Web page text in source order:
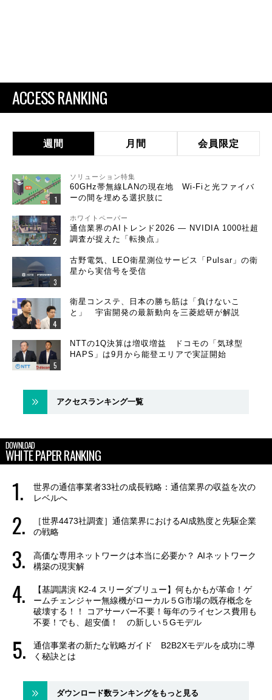
ACCESS RANKING
週間 月間 会員限定
ソリューション特集
60GHz帯無線LANの現在地 Wi-Fiと光ファイバ
ーの間を埋める選択肢に
ホワイトペーパー
通信業界のAIトレンド2026 ― NVIDIA 1000社超
調査が捉えた「転換点」
古野電気、LEO衛星測位サービス「Pulsar」の衛
星から実信号を受信
衛星コンステ、日本の勝ち筋は「負けないこ
と」 宇宙開発の最新動向を三菱総研が解説
NTTの1Q決算は増収増益 ドコモの「気球型
HAPS」は9月から能登エリアで実証開始
アクセスランキング一覧
DOWNLOAD
WHITE PAPER RANKING
世界の通信事業者33社の成長戦略：通信業界の収益を次の
レベルへ
［世界4473社調査］通信業界におけるAI成熟度と先駆企業
の戦略
高価な専用ネットワークは本当に必要か？ AIネットワーク
構築の現実解
【基調講演 K2-4 スリーダブリュー】何もかもが革命！ゲ
ームチェンジャー無線機がローカル５G市場の既存概念を
破壊する！！ コアサーバー不要！毎年のライセンス費用も
不要！でも、超安価！ の新しい５Gモデル
通信事業者の新たな戦略ガイド B2B2Xモデルを成功に導
く秘訣とは
ダウンロード数ランキングをもっと見る